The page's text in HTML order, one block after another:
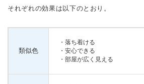
それぞれの効果は以下のとおり。
類似色
・落ち着ける
・安心できる
・部屋が広く見える